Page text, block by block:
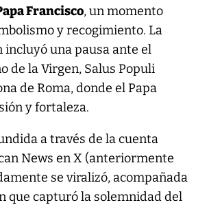
Francisco, un momento
y recogimiento. La
una pausa ante el
de la Virgen, Salus Populi
de Roma, donde el Papa
y fortaleza.
a través de la cuenta
News en X (anteriormente
se viralizó, acompañada
que capturó la solemnidad del